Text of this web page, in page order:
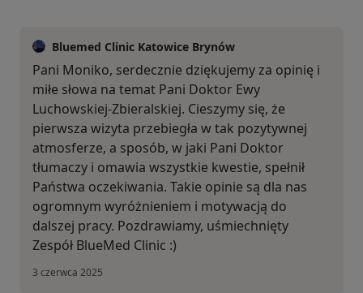
Bluemed Clinic Katowice Brynów
Pani Moniko, serdecznie dziękujemy za opinię i
miłe słowa na temat Pani Doktor Ewy
Luchowskiej-Zbieralskiej. Cieszymy się, że
pierwsza wizyta przebiegła w tak pozytywnej
atmosferze, a sposób, w jaki Pani Doktor
tłumaczy i omawia wszystkie kwestie, spełnił
Państwa oczekiwania. Takie opinie są dla nas
ogromnym wyróżnieniem i motywacją do
dalszej pracy. Pozdrawiamy, uśmiechnięty
Zespół BlueMed Clinic :)
3 czerwca 2025